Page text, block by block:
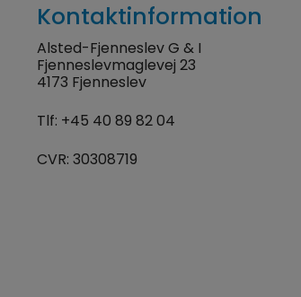
Kontaktinformation
Alsted-Fjenneslev G & I
Fjenneslevmaglevej 23
4173 Fjenneslev
Tlf: +45 40 89 82 04
CVR: 30308719